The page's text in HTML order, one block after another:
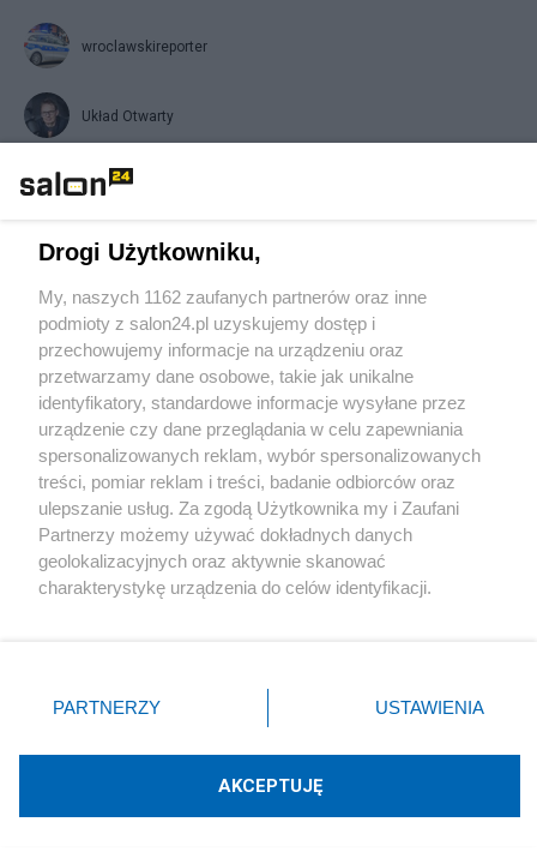
wroclawskireporter
Układ Otwarty
Napisz notkę
Podziel się swoją opinią
ZAŁÓŻ BLOG
Polityka
Drogi Użytkowniku,
My, naszych 1162 zaufanych partnerów oraz inne
podmioty z salon24.pl uzyskujemy dostęp i
przechowujemy informacje na urządzeniu oraz
przetwarzamy dane osobowe, takie jak unikalne
identyfikatory, standardowe informacje wysyłane przez
urządzenie czy dane przeglądania w celu zapewniania
spersonalizowanych reklam, wybór spersonalizowanych
treści, pomiar reklam i treści, badanie odbiorców oraz
ulepszanie usług. Za zgodą Użytkownika my i Zaufani
Partnerzy możemy używać dokładnych danych
geolokalizacyjnych oraz aktywnie skanować
charakterystykę urządzenia do celów identyfikacji.
zmienić/wycofać klikając przycisk ustawień prywatności
znajdujący się w lewym dolnym rogu strony
rodzaje przetwarzania danych nie wymagają zgody
użytkownika, ale masz prawo sprzeciwić się takiemu
PARTNERZY USTAWIENIA
AKCEPTUJĘ